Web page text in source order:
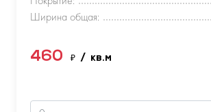
Ширина общая:
460 ₽ / кв.м